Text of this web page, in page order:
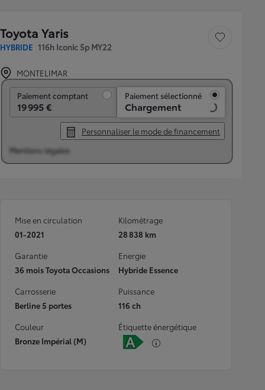
Toyota Yaris
HYBRIDE 116h Iconic 5p MY22
Sauvegarder le
MONTELIMAR
Paiement comptant
19 995 €
Paiement sélectionné
Chargement
Personnaliser le mode de financement
Mentions légales
Mise en circulation
01-2021
Kilométrage
28 838 km
Garantie
36 mois Toyota Occasions
Energie
Hybride Essence
Carrosserie
Berline 5 portes
Puissance
116 ch
Couleur
Bronze Impérial (M)
Étiquette énergétique